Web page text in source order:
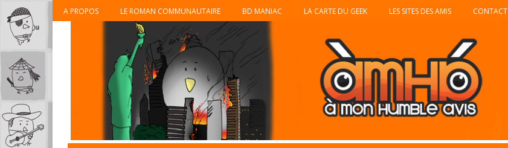
A PROPOS LE ROMAN COMMUNAUTAIRE BD MANIAC LA CARTE DU GEEK LES SITES DES AMIS CONTACT